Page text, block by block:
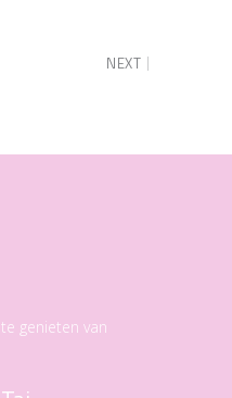
NEXT
genieten van